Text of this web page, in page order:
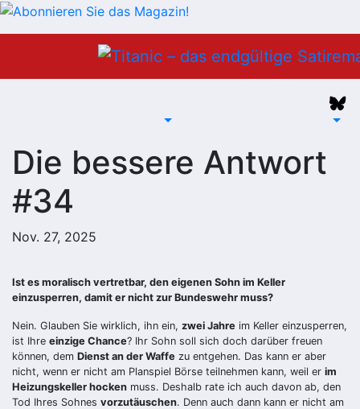
Die bessere Antwort
#34
Nov. 27, 2025
Ist es moralisch vertretbar, den eigenen Sohn im Keller
einzusperren, damit er nicht zur Bundeswehr muss?
Nein. Glauben Sie wirklich, ihn ein, zwei Jahre im Keller einzusperren,
ist Ihre einzige Chance? Ihr Sohn soll sich doch darüber freuen
können, dem Dienst an der Waffe zu entgehen. Das kann er aber
nicht, wenn er nicht am Planspiel Börse teilnehmen kann, weil er im
Heizungskeller hocken muss. Deshalb rate ich auch davon ab, den
Tod Ihres Sohnes vorzutäuschen. Denn auch dann kann er nicht am